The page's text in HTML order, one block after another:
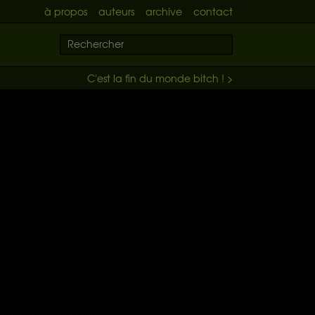
à propos auteurs archive contact
C'est la fin du monde bitch ! >